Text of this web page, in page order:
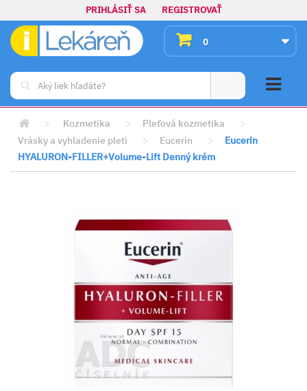
PRIHLÁSIŤ SA REGISTROVAŤ
0
> Kozmetika > Pleťová kozmetika
>
Vrásky a vyhladenie pleti
> Eucerin >
Eucerin
HYALURON-FILLER+Volume-Lift Denný krém